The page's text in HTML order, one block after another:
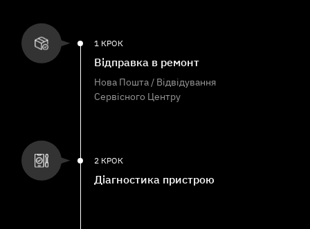
1 КРОК
Відправка в ремонт
Нова Пошта / Відвідування
Сервісного Центру
2 КРОК
Діагностика пристрою